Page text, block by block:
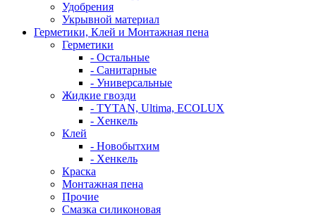
Удобрения
Укрывной материал
Герметики, Клей и Монтажная пена
Герметики
- Остальные
- Санитарные
- Универсальные
Жидкие гвозди
- TYTAN, Ultima, ECOLUX
- Хенкель
Клей
- Новобытхим
- Хенкель
Краска
Монтажная пена
Прочие
Смазка силиконовая